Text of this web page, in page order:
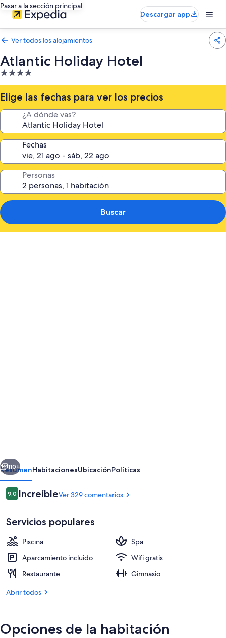
Pasar a la sección principal
Descargar app
Ver todos los alojamientos
Atlantic Holiday Hotel
Alojamiento
de
4.0 estrellas
Elige las fechas para ver los precios
¿A dónde vas?
Fechas
Personas
Buscar
Una piscina al aire libre, sombrillas,
Siguiente
110+
ResumenHabitacionesUbicaciónPolíticas
Comentarios
9,09,0 de 10
IncreíbleVer 329 comentarios
Servicios populares
Piscina
Spa
Aparcamiento incluido
Wifi gratis
Restaurante
Gimnasio
Abrir todos
Opciones de la habitación